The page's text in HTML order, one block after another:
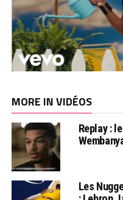
MORE IN VIDÉOS
Replay :
Les